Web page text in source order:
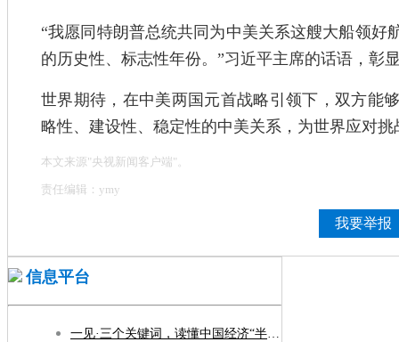
“我愿同特朗普总统共同为中美关系这艘大船领好
的历史性、标志性年份。”习近平主席的话语，彰
世界期待，在中美两国元首战略引领下，双方能
略性、建设性、稳定性的中美关系，为世界应对
本文来源"央视新闻客户端"。
责任编辑：ymy
我要举报
信息平台